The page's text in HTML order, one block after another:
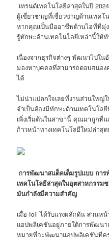
เทรนด์เทคโนโลยีล่าสุดในปี
ผู้เชี่ยวชาญที่เชี่ยวชาญด้านเทคโ
หากคุณเป็นมืออาชีพด้านไอทีที่
รู้ทักษะด้านเทคโนโลยีเหล่านี้ให้
เนื่องจากธุรกิจต่างๆ พัฒนาไปใน
มองหาบุคคลที่สามารถตอบสนอ
ได้
ไม่น่าแปลกใจเลยที่งานส่วนใหญ่
จำเป็นต้องมีทักษะด้านเทคโนโล
เพิ่งเริ่มต้นในสาขานี้ คุณมาถูกที่แ
ก้าวหน้าทางเทคโนโลยีใหม่ล่าสุ
การพัฒนาสแต็คเต็มรูปแบบ กา
เทคโนโลยีล่าสุดในอุตสาหกรรม
มันกำลังมีความสำคัญ
เมื่อ IoT ได้รับแรงผลักดัน ส่วนห
แอปพลิเคชันอยู่ภายใต้การพัฒน
หมายที่จะพัฒนาแอปพลิเคชันที่ค